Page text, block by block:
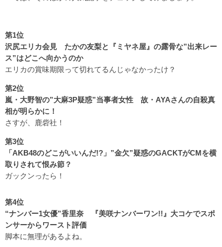
第1位
沢尻エリカ会見 たかの友梨と『ミヤネ屋』の露骨な”出来レー
ス”はどこへ向かうのか
エリカの賞味期限って切れてるんじゃなかったけ？
第2位
嵐・大野智の”大麻3P疑惑”当事者女性 故・AYAさんの自殺真
相が明らかに！
さすが、鹿砦社！
第3位
「AKB48のどこがいいんだ!?」”金欠”疑惑のGACKTがCMを横
取りされて恨み節？
ガックンったら！
第4位
“ナンバー1女優”香里奈 『美咲ナンバーワン!!』大コケでスポ
ンサーからワースト評価
脚本に無理があるよね。